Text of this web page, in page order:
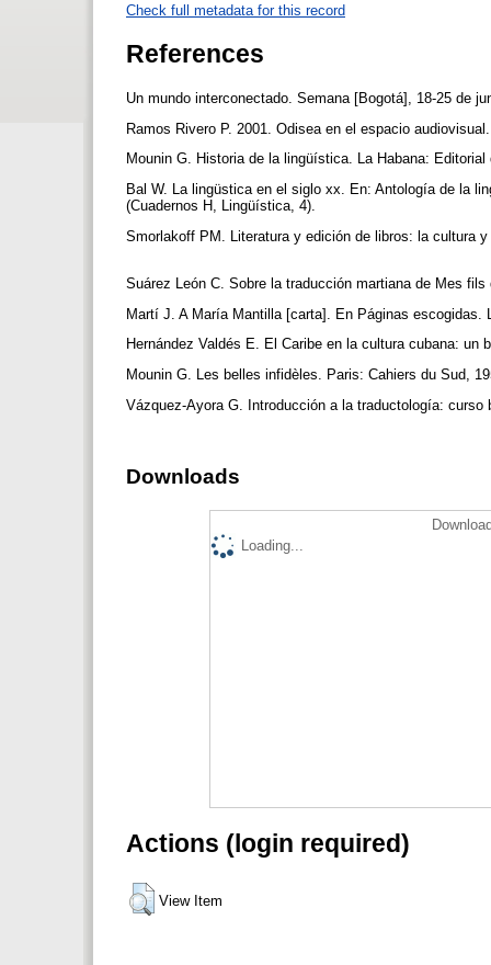
Check full metadata for this record
References
Un mundo interconectado. Semana [Bogotá], 18-25 de
Ramos Rivero P. 2001. Odisea en el espacio
Mounin G. Historia de la lingüística. La Habana:
Bal W. La lingüstica en el siglo xx. En: Antología de la
(Cuadernos H, Lingüística, 4).
Smorlakoff PM. Literatura y edición de libros: la cultura
Suárez León C. Sobre la traducción martiana de Mes
Martí J. A María Mantilla [carta]. En Páginas escogidas.
Hernández Valdés E. El Caribe en la cultura cubana:
Mounin G. Les belles infidèles. Paris: Cahiers du Sud,
Vázquez-Ayora G. Introducción a la traductología:
Downloads
Loading...
Actions (login required)
View Item